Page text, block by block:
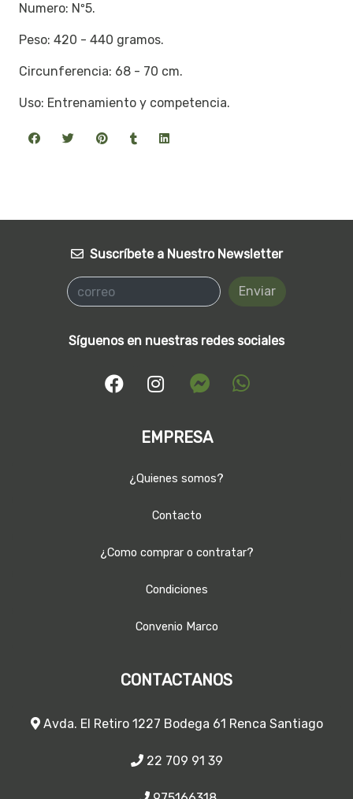
Numero: Nº5.
Peso: 420 - 440 gramos.
Circunferencia: 68 - 70 cm.
Uso: Entrenamiento y competencia.
Suscríbete a Nuestro Newsletter
Enviar
Síguenos en nuestras redes sociales
EMPRESA
¿Quienes somos?
Contacto
¿Como comprar o contratar?
Condiciones
Convenio Marco
CONTACTANOS
Avda. El Retiro 1227 Bodega 61 Renca Santiago
22 709 91 39